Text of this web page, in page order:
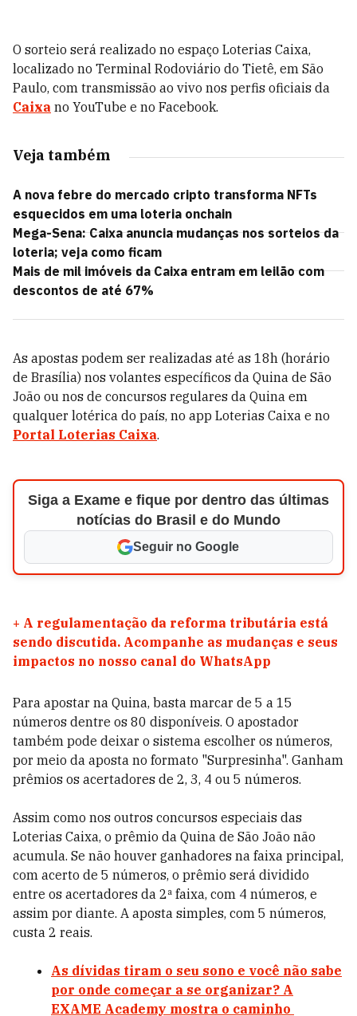
O sorteio será realizado no espaço Loterias Caixa,
localizado no Terminal Rodoviário do Tietê, em São
Paulo, com transmissão ao vivo nos perfis oficiais da
Caixa no YouTube e no Facebook.
Veja também
A nova febre do mercado cripto transforma NFTs
esquecidos em uma loteria onchain
Mega-Sena: Caixa anuncia mudanças nos sorteios da
loteria; veja como ficam
Mais de mil imóveis da Caixa entram em leilão com
descontos de até 67%
As apostas podem ser realizadas até as 18h (horário
de Brasília) nos volantes específicos da Quina de São
João ou nos de concursos regulares da Quina em
qualquer lotérica do país, no app Loterias Caixa e no
Portal Loterias Caixa.
Siga a Exame e fique por dentro das últimas
notícias do Brasil e do Mundo
Seguir no Google
+ A regulamentação da reforma tributária está
sendo discutida. Acompanhe as mudanças e seus
impactos no nosso canal do WhatsApp
Para apostar na Quina, basta marcar de 5 a 15
números dentre os 80 disponíveis. O apostador
também pode deixar o sistema escolher os números,
por meio da aposta no formato "Surpresinha". Ganham
prêmios os acertadores de 2, 3, 4 ou 5 números.
Assim como nos outros concursos especiais das
Loterias Caixa, o prêmio da Quina de São João não
acumula. Se não houver ganhadores na faixa principal,
com acerto de 5 números, o prêmio será dividido
entre os acertadores da 2ª faixa, com 4 números, e
assim por diante. A aposta simples, com 5 números,
custa 2 reais.
As dívidas tiram o seu sono e você não sabe
por onde começar a se organizar? A
EXAME Academy mostra o caminho